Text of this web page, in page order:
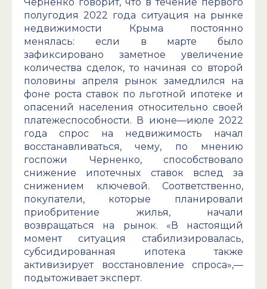
полугодия 2022 года ситуация на рынке
недвижимости Крыма постоянно
менялась: если в марте было
зафиксировано заметное увеличение
количества сделок, то начиная со второй
половины апреля рынок замедлился на
фоне роста ставок по льготной ипотеке и
опасений населения относительно своей
платежеспособности. В июне—июле 2022
года спрос на недвижимость начал
восстанавливаться, чему, по мнению
госпожи Черненко, способствовало
снижение ипотечных ставок вслед за
снижением ключевой. Соответственно,
покупатели, которые планировали
приобритение жилья, начали
возвращаться на рынок. «В настоящий
момент ситуация стабилизировалась,
субсидированная ипотека также
активизирует восстановление спроса»,—
подытоживает эксперт.